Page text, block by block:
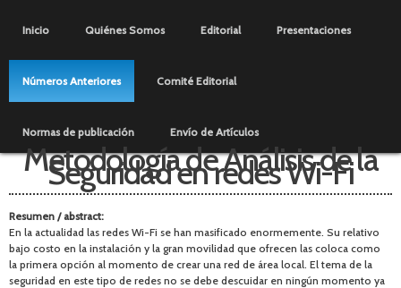
contenido
Menú principal
Inicio Quiénes Somos Editorial Presentaciones
Números Anteriores Comité Editorial
Normas de publicación Envío de Artículos
Metodología de Análisis de la
Seguridad en redes Wi-Fi
Resumen / abstract:
En la actualidad las redes Wi-Fi se han masificado enormemente. Su relativo
bajo costo en la instalación y la gran movilidad que ofrecen las coloca como
la primera opción al momento de crear una red de área local. El tema de la
seguridad en este tipo de redes no se debe descuidar en ningún momento ya